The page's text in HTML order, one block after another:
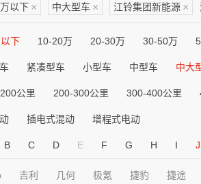
以下 × 中大型车 × 江铃集团新能源 ×
下 10-20万 20-30万 30-50万
紧凑型车 小型车 中型车 中大
公里 200-300公里 300-400公里
插电式混动 增程式电动
B C D E F G H I J
吉利 几何 极氪 捷豹 捷途